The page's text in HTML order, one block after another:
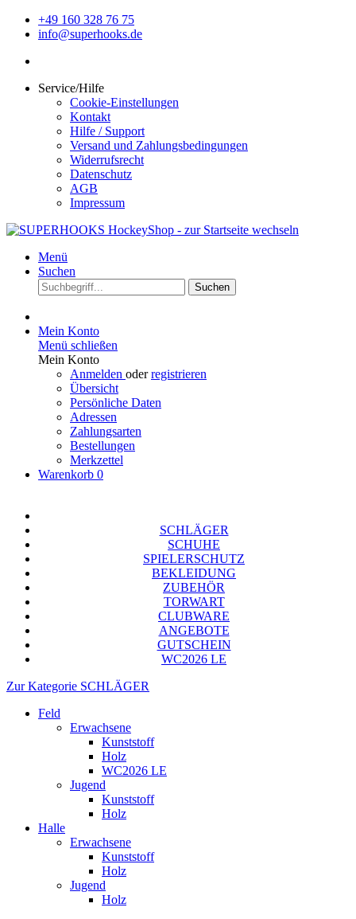
+49 160 328 76 75
info@superhooks.de
Service/Hilfe
Cookie-Einstellungen
Kontakt
Hilfe / Support
Versand und Zahlungsbedingungen
Widerrufsrecht
Datenschutz
AGB
Impressum
Menü
Suchen
Suchen
Mein Konto
Menü schließen
Mein Konto
Anmelden oderregistrieren
Übersicht
Persönliche Daten
Adressen
Zahlungsarten
Bestellungen
Merkzettel
Warenkorb 0
SCHLÄGER
SCHUHE
SPIELERSCHUTZ
BEKLEIDUNG
ZUBEHÖR
TORWART
CLUBWARE
ANGEBOTE
GUTSCHEIN
WC2026 LE
Zur Kategorie SCHLÄGER
Feld
Erwachsene
Kunststoff
Holz
WC2026 LE
Jugend
Kunststoff
Holz
Halle
Erwachsene
Kunststoff
Holz
Jugend
Holz